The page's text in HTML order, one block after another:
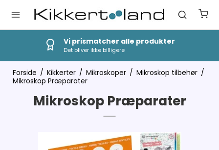
Vi prismatcher alle produkter
Det bliver ikke billigere
Forside / Kikkerter / Mikroskoper / Mikroskop tilbehør /
Mikroskop Præparater
Mikroskop Præparater